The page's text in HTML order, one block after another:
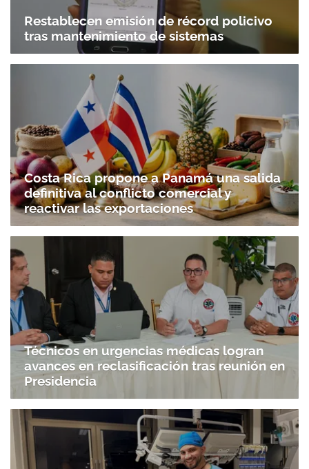
Restablecen emisión de récord policivo
tras mantenimiento de sistemas
Costa Rica propone a Panamá una salida
definitiva al conflicto comercial y
reactivar las exportaciones
Técnicos en urgencias médicas logran
avances en reclasificación tras reunión en
Presidencia